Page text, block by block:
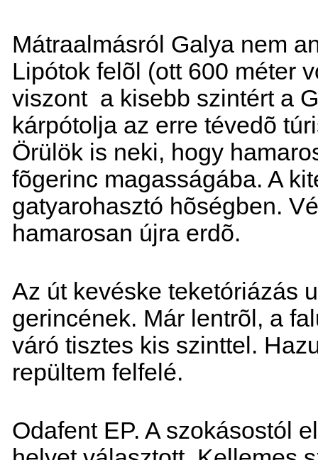
Mátraalmásról Galya nem
Lipótok felõl (ott 600 méter
viszont a kisebb szintért a
kárpótolja az erre tévedõ
Örülök is neki, hogy
fõgerinc magasságába. A
gatyarohasztó hõségben.
hamarosan újra erdõ.
Az út kevéske teketóriázás
gerincének. Már lentrõl, a
váró tisztes kis szinttel.
repültem felfelé.
Odafent EP. A szokásostól